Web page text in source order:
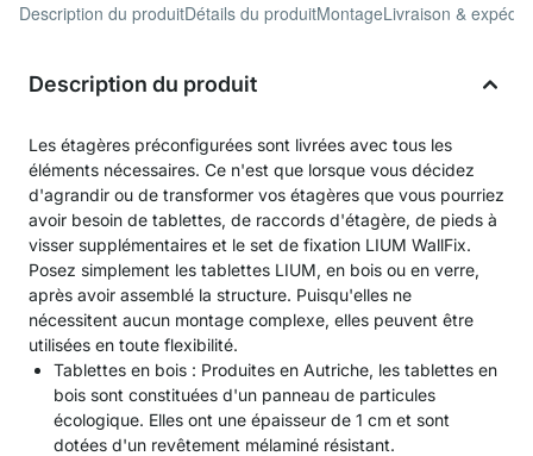
Description du produitDétails du produitMontageLivraison &
Description du produit
Les étagères préconfigurées sont livrées avec tous les
éléments nécessaires. Ce n'est que lorsque vous décidez
d'agrandir ou de transformer vos étagères que vous pourriez
avoir besoin de tablettes, de raccords d'étagère, de pieds à
visser supplémentaires et le set de fixation LIUM WallFix.
Posez simplement les tablettes LIUM, en bois ou en verre,
après avoir assemblé la structure. Puisqu'elles ne
nécessitent aucun montage complexe, elles peuvent être
utilisées en toute flexibilité.
Tablettes en bois : Produites en Autriche, les tablettes en
bois sont constituées d'un panneau de particules
écologique. Elles ont une épaisseur de 1 cm et sont
dotées d'un revêtement mélaminé résistant.